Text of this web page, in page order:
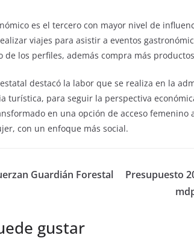
es el tercero con mayor nivel de
viajes para asistir a eventos
los perfiles, además compra más
destacó la labor que se realiza en la
turística, para seguir la perspectiva
en una opción de acceso femenino
con un enfoque más social.
Guardián Forestal
Presupuesto
gustar